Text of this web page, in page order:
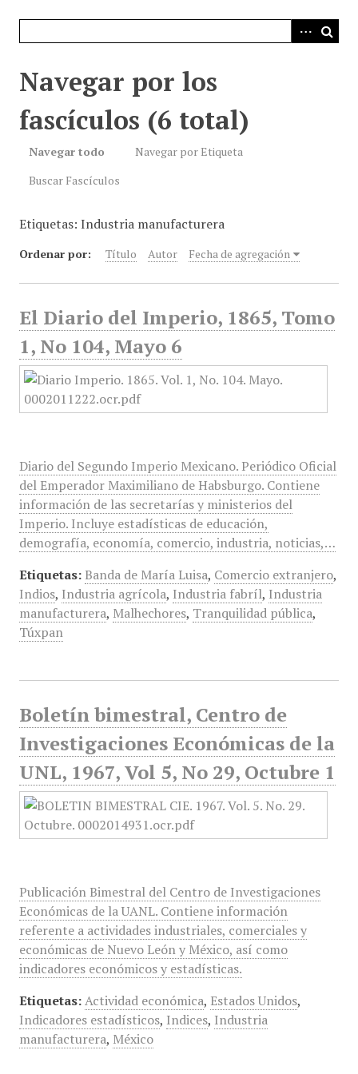
Navegar por los
fascículos (6 total)
Navegar todo
Navegar por Etiqueta
Buscar Fascículos
Etiquetas: Industria manufacturera
Ordenar por: Título Autor Fecha de agregación
El Diario del Imperio, 1865, Tomo
1, No 104, Mayo 6
Diario del Segundo Imperio Mexicano. Periódico Oficial
del Emperador Maximiliano de Habsburgo. Contiene
información de las secretarías y ministerios del
Imperio. Incluye estadísticas de educación,
demografía, economía, comercio, industria, noticias,…
Etiquetas: Banda de María Luisa, Comercio extranjero,
Indios, Industria agrícola, Industria fabríl, Industria
manufacturera, Malhechores, Tranquilidad pública,
Túxpan
Boletín bimestral, Centro de
Investigaciones Económicas de la
UNL, 1967, Vol 5, No 29, Octubre 1
Publicación Bimestral del Centro de Investigaciones
Económicas de la UANL. Contiene información
referente a actividades industriales, comerciales y
económicas de Nuevo León y México, así como
indicadores económicos y estadísticas.
Etiquetas: Actividad económica, Estados Unidos,
Indicadores estadísticos, Indices, Industria
manufacturera, México